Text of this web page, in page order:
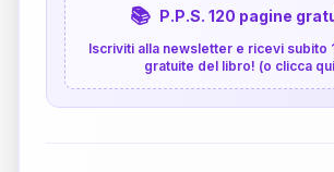
📚 P.P.S. 120 pagine
Iscriviti alla newsletter e ricevi subito
gratuite del libro! (o clicca